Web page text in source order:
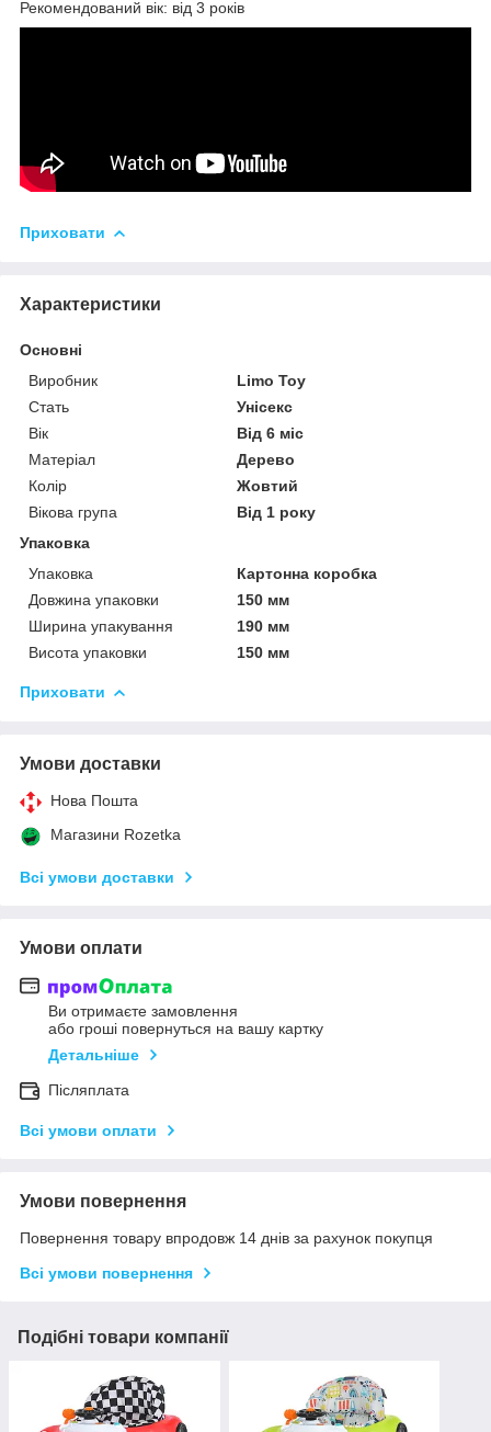
Рекомендований вік: від 3 років
Приховати
Характеристики
Основні
Виробник
Limo Toy
Стать
Унісекс
Вік
Від 6 міс
Матеріал
Дерево
Колір
Жовтий
Вікова група
Від 1 року
Упаковка
Упаковка
Картонна коробка
Довжина упаковки
150 мм
Ширина упакування
190 мм
Висота упаковки
150 мм
Приховати
Умови доставки
Нова Пошта
Магазини Rozetka
Всі умови доставки
Умови оплати
Ви отримаєте замовлення
або гроші повернуться на вашу картку
Детальніше
Післяплата
Всі умови оплати
Умови повернення
Повернення товару впродовж 14 днів за рахунок покупця
Всі умови повернення
Подібні товари компанії